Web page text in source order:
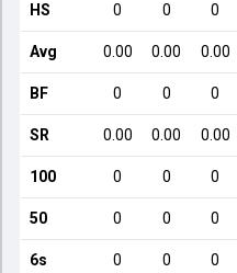
HS 0 0 0
Avg 0.00 0.00 0.00
BF 0 0 0
SR 0.00 0.00 0.00
100 0 0 0
50 0 0 0
6s 0 0 0